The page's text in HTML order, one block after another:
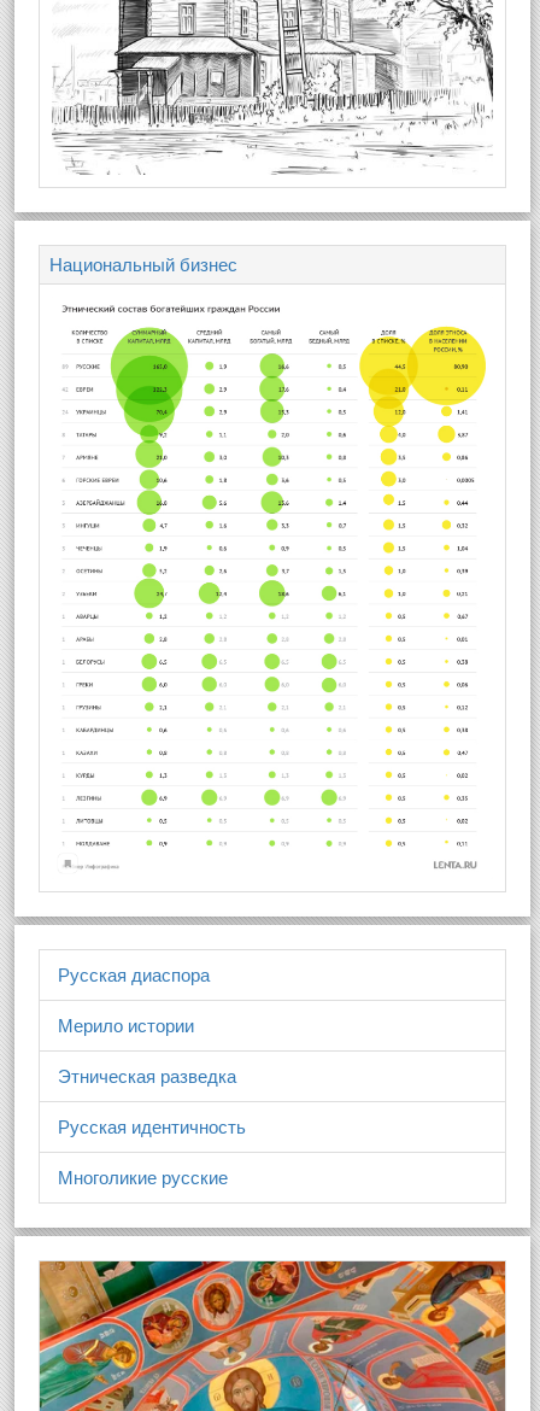
Национальный бизнес
Русская диаспора
Мерило истории
Этническая разведка
Русская идентичность
Многоликие русские